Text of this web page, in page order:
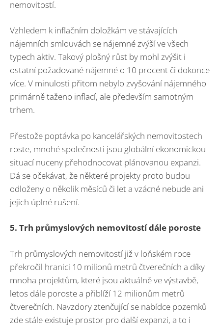
nemovitostí.
Vzhledem k inflačním doložkám ve stávajících
nájemních smlouvách se nájemné zvýší ve všech
typech aktiv. Takový plošný růst by mohl zvýšit i
ostatní požadované nájemné o 10 procent či dokonce
více. V minulosti přitom nebylo zvyšování nájemného
primárně taženo inflací, ale především samotným
trhem.
Přestože poptávka po kancelářských nemovitostech
roste, mnohé společnosti jsou globální ekonomickou
situací nuceny přehodnocovat plánovanou expanzi.
Dá se očekávat, že některé projekty proto budou
odloženy o několik měsíců či let a vzácné nebude ani
jejich úplné rušení.
5. Trh průmyslových nemovitostí dále poroste
Trh průmyslových nemovitostí již v loňském roce
překročil hranici 10 milionů metrů čtverečních a díky
mnoha projektům, které jsou aktuálně ve výstavbě,
letos dále poroste a přiblíží 12 milionům metrů
čtverečních. Navzdory ztenčující se nabídce pozemků
zde stále existuje prostor pro další expanzi, a to i